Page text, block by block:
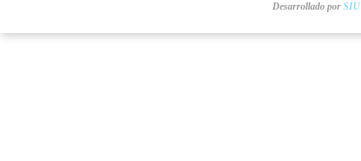
Desarrollado por SIU